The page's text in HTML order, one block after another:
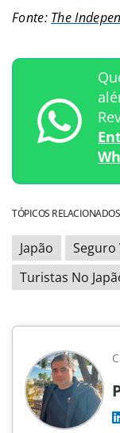
Fonte: The
TÓPICOS RELACIONADOS
Japão Seguro
Turistas No